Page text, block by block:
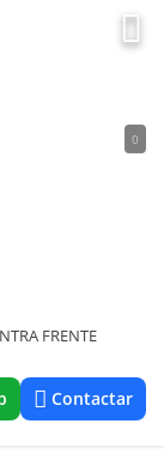
0
FRENTE
Contactar